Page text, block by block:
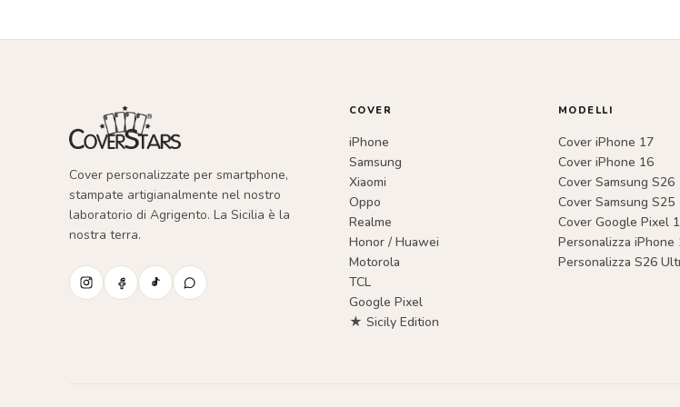
Cover personalizzate per smartphone,
stampate artigianalmente nel nostro
laboratorio di Agrigento. La Sicilia è la
nostra terra.
COVER
iPhone
Samsung
Xiaomi
Oppo
Realme
Honor / Huawei
Motorola
TCL
Google Pixel
★ Sicily Edition
MODELLI
Cover iPhone 17
Cover iPhone 16
Cover Samsung S26
Cover Samsung S25
Cover Google Pixel
Personalizza iPhone
Personalizza S26